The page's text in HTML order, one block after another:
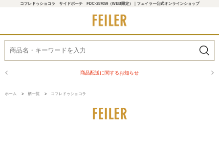
コフレドゥショコラ サイドポーチ FDC-257059（WEB限定）｜フェイラー公式オンラインショップ
商品配送に関するお知らせ
ホーム > 柄一覧 > コフレドゥショコラ